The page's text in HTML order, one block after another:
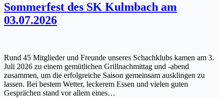
Sommerfest des SK Kulmbach am
03.07.2026
Rund 45 Mitglieder und Freunde unseres Schachklubs kamen am 3.
Juli 2026 zu einem gemütlichen Grillnachmittag und -abend
zusammen, um die erfolgreiche Saison gemeinsam ausklingen zu
lassen. Bei bestem Wetter, leckerem Essen und vielen guten
Gesprächen stand vor allem eines…